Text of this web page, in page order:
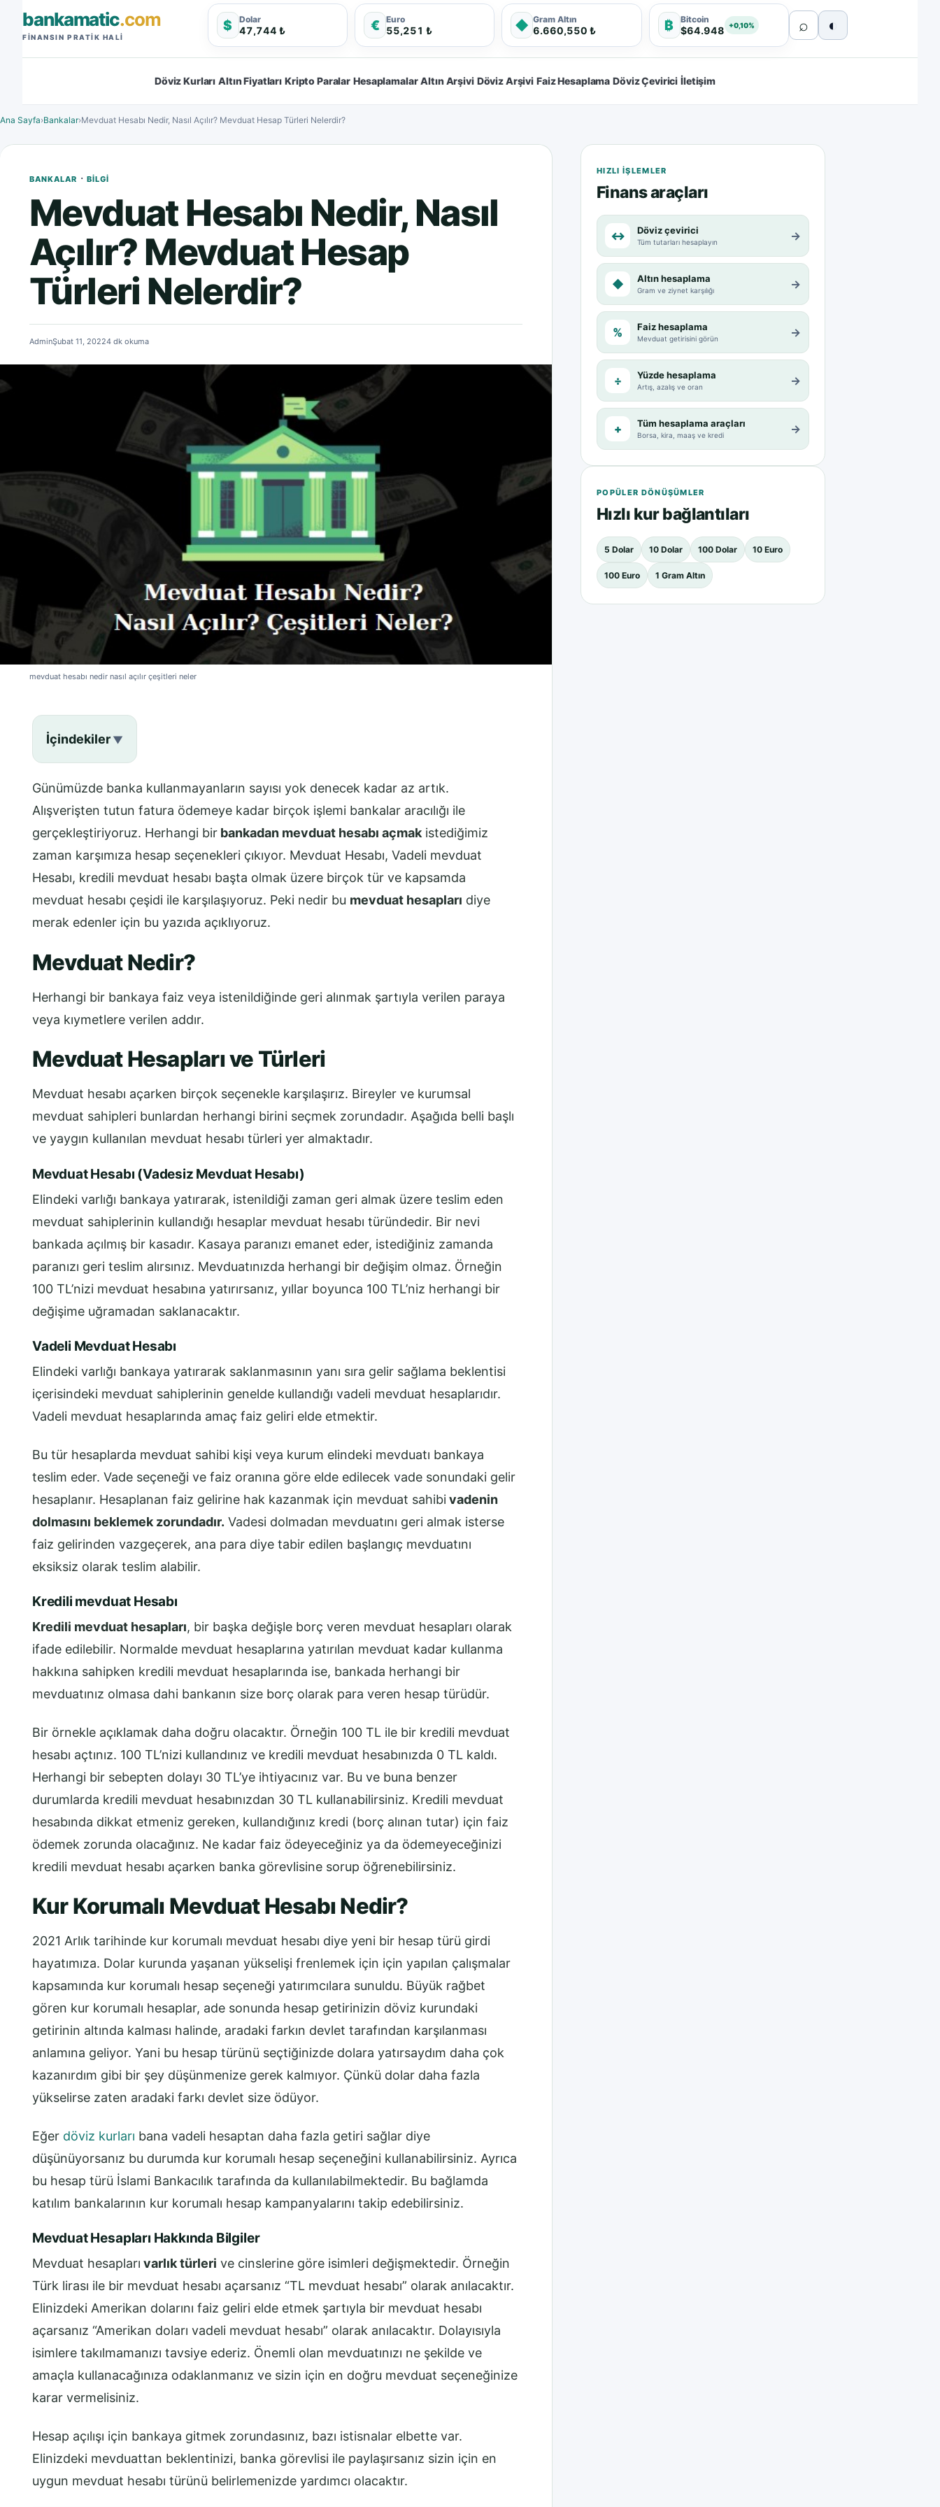
bankamatic.com
FINANSIN PRATIK HALI
$ Dolar
47,744 ₺ € Euro
55,251 ₺ ◆ Gram Altın
6.660,550 ₺ ₿ Bitcoin
$64.948 +0,10% ⌕ ◐
Döviz Kurları Altın Fiyatları Kripto Paralar Hesaplamalar Altın Arşivi Döviz Arşivi Faiz Hesaplama Döviz Çevirici İletişim
Ana Sayfa›Bankalar›Mevduat Hesabı Nedir, Nasıl Açılır? Mevduat Hesap Türleri Nelerdir?
BANKALAR · BILGI
Mevduat Hesabı Nedir, Nasıl
Açılır? Mevduat Hesap
Türleri Nelerdir?
AdminŞubat 11, 20224 dk okuma
mevduat hesabı nedir nasıl açılır çeşitleri neler
İçindekiler
Günümüzde banka kullanmayanların sayısı yok denecek kadar az artık.
Alışverişten tutun fatura ödemeye kadar birçok işlemi bankalar aracılığı ile
gerçekleştiriyoruz. Herhangi bir bankadan mevduat hesabı açmakistediğimiz
zaman karşımıza hesap seçenekleri çıkıyor. Mevduat Hesabı, Vadeli mevduat
Hesabı, kredili mevduat hesabı başta olmak üzere birçok tür ve kapsamda
mevduat hesabı çeşidi ile karşılaşıyoruz. Peki nedir bu mevduat hesapları diye
merak edenler için bu yazıda açıklıyoruz.
Mevduat Nedir?
Herhangi bir bankaya faiz veya istenildiğinde geri alınmak şartıyla verilen paraya
veya kıymetlere verilen addır.
Mevduat Hesapları ve Türleri
Mevduat hesabı açarken birçok seçenekle karşılaşırız. Bireyler ve kurumsal
mevduat sahipleri bunlardan herhangi birini seçmek zorundadır. Aşağıda belli başlı
ve yaygın kullanılan mevduat hesabı türleri yer almaktadır.
Mevduat Hesabı (Vadesiz Mevduat Hesabı)
Elindeki varlığı bankaya yatırarak, istenildiği zaman geri almak üzere teslim eden
mevduat sahiplerinin kullandığı hesaplar mevduat hesabı türündedir. Bir nevi
bankada açılmış bir kasadır. Kasaya paranızı emanet eder, istediğiniz zamanda
paranızı geri teslim alırsınız. Mevduatınızda herhangi bir değişim olmaz. Örneğin
100 TL’nizi mevduat hesabına yatırırsanız, yıllar boyunca 100 TL’niz herhangi bir
değişime uğramadan saklanacaktır.
Vadeli Mevduat Hesabı
Elindeki varlığı bankaya yatırarak saklanmasının yanı sıra gelir sağlama beklentisi
içerisindeki mevduat sahiplerinin genelde kullandığı vadeli mevduat hesaplarıdır.
Vadeli mevduat hesaplarında amaç faiz geliri elde etmektir.
Bu tür hesaplarda mevduat sahibi kişi veya kurum elindeki mevduatı bankaya
teslim eder. Vade seçeneği ve faiz oranına göre elde edilecek vade sonundaki gelir
hesaplanır. Hesaplanan faiz gelirine hak kazanmak için mevduat sahibi vadenin
dolmasını beklemek zorundadır. Vadesi dolmadan mevduatını geri almak isterse
faiz gelirinden vazgeçerek, ana para diye tabir edilen başlangıç mevduatını
eksiksiz olarak teslim alabilir.
Kredili mevduat Hesabı
Kredili mevduat hesapları, bir başka değişle borç veren mevduat hesapları olarak
ifade edilebilir. Normalde mevduat hesaplarına yatırılan mevduat kadar kullanma
hakkına sahipken kredili mevduat hesaplarında ise, bankada herhangi bir
mevduatınız olmasa dahi bankanın size borç olarak para veren hesap türüdür.
Bir örnekle açıklamak daha doğru olacaktır. Örneğin 100 TL ile bir kredili mevduat
hesabı açtınız. 100 TL’nizi kullandınız ve kredili mevduat hesabınızda 0 TL kaldı.
Herhangi bir sebepten dolayı 30 TL’ye ihtiyacınız var. Bu ve buna benzer
durumlarda kredili mevduat hesabınızdan 30 TL kullanabilirsiniz. Kredili mevduat
hesabında dikkat etmeniz gereken, kullandığınız kredi (borç alınan tutar) için faiz
ödemek zorunda olacağınız. Ne kadar faiz ödeyeceğiniz ya da ödemeyeceğinizi
kredili mevduat hesabı açarken banka görevlisine sorup öğrenebilirsiniz.
Kur Korumalı Mevduat Hesabı Nedir?
2021 Arlık tarihinde kur korumalı mevduat hesabı diye yeni bir hesap türü girdi
hayatımıza. Dolar kurunda yaşanan yükselişi frenlemek için için yapılan çalışmalar
kapsamında kur korumalı hesap seçeneği yatırımcılara sunuldu. Büyük rağbet
gören kur korumalı hesaplar, ade sonunda hesap getirinizin döviz kurundaki
getirinin altında kalması halinde, aradaki farkın devlet tarafından karşılanması
anlamına geliyor. Yani bu hesap türünü seçtiğinizde dolara yatırsaydım daha çok
kazanırdım gibi bir şey düşünmenize gerek kalmıyor. Çünkü dolar daha fazla
yükselirse zaten aradaki farkı devlet size ödüyor.
Eğer döviz kurları bana vadeli hesaptan daha fazla getiri sağlar diye
düşünüyorsanız bu durumda kur korumalı hesap seçeneğini kullanabilirsiniz. Ayrıca
bu hesap türü İslami Bankacılık tarafında da kullanılabilmektedir. Bu bağlamda
katılım bankalarının kur korumalı hesap kampanyalarını takip edebilirsiniz.
Mevduat Hesapları Hakkında Bilgiler
Mevduat hesapları varlık türleri ve cinslerine göre isimleri değişmektedir. Örneğin
Türk lirası ile bir mevduat hesabı açarsanız “TL mevduat hesabı” olarak anılacaktır.
Elinizdeki Amerikan dolarını faiz geliri elde etmek şartıyla bir mevduat hesabı
açarsanız “Amerikan doları vadeli mevduat hesabı” olarak anılacaktır. Dolayısıyla
isimlere takılmamanızı tavsiye ederiz. Önemli olan mevduatınızı ne şekilde ve
amaçla kullanacağınıza odaklanmanız ve sizin için en doğru mevduat seçeneğinize
karar vermelisiniz.
Hesap açılışı için bankaya gitmek zorundasınız, bazı istisnalar elbette var.
Elinizdeki mevduattan beklentinizi, banka görevlisi ile paylaşırsanız sizin için en
uygun mevduat hesabı türünü belirlemenizde yardımcı olacaktır.
HIZLI IŞLEMLER
Finans araçları
↔ Döviz çevirici
Tüm tutarları hesaplayın →
◆ Altın hesaplama
Gram ve ziynet karşılığı →
% Faiz hesaplama
Mevduat getirisini görün →
÷ Yüzde hesaplama
Artış, azalış ve oran →
+ Tüm hesaplama araçları
Borsa, kira, maaş ve kredi →
POPÜLER DÖNÜŞÜMLER
Hızlı kur bağlantıları
5 Dolar 10 Dolar 100 Dolar 10 Euro
100 Euro 1 Gram Altın